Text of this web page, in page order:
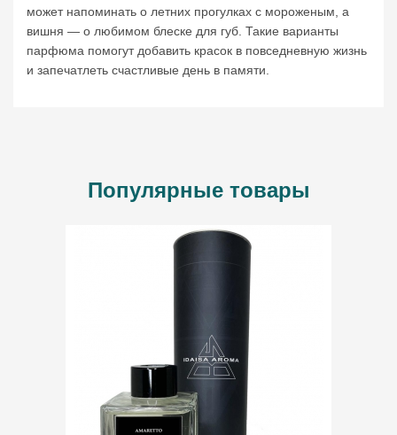
может напоминать о летних прогулках с мороженым, а
вишня — о любимом блеске для губ. Такие варианты
парфюма помогут добавить красок в повседневную жизнь
и запечатлеть счастливые день в памяти.
Популярные товары